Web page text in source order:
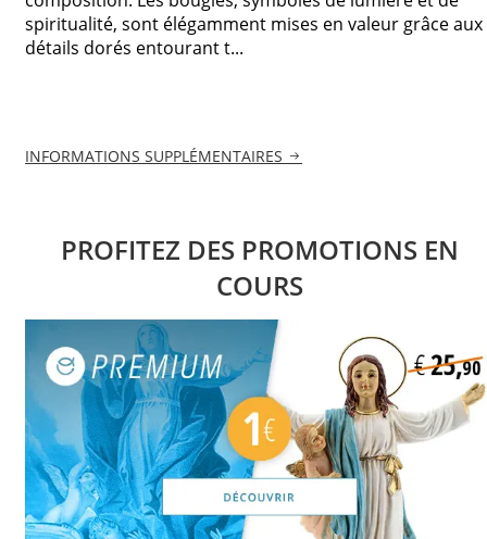
spiritualité, sont élégamment mises en valeur grâce aux
détails dorés entourant t...
INFORMATIONS SUPPLÉMENTAIRES
PROFITEZ DES PROMOTIONS EN
COURS